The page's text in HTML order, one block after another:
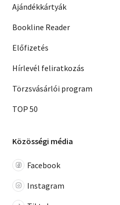
Ajándékkártyák
Bookline Reader
Előfizetés
Hírlevél feliratkozás
Törzsvásárlói program
TOP 50
Közösségi média
Facebook
Instagram